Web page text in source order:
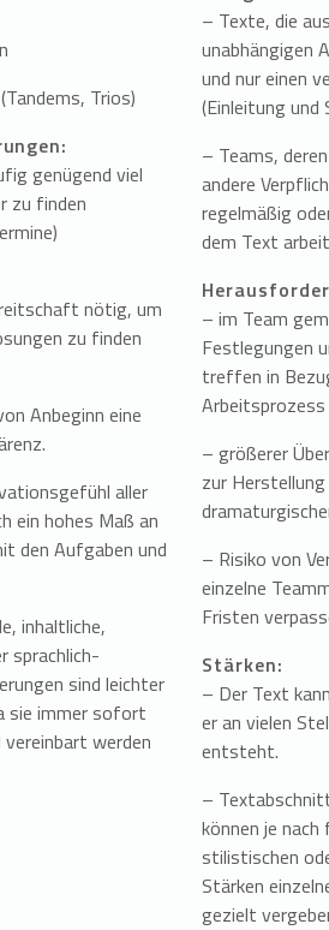
Trios)
genügend viel
zu finden
nötig, um
zu finden
Anbeginn eine
aller
ein hohes Maß an
den Aufgaben und
inhaltliche,
sprachlich-
sind leichter
sie immer sofort
werden
– Texte, die
unabhängigen
und nur einen
(Einleitung und
– Teams,
andere
regelmäßig
dem Text
– im Team
Festlegungen
treffen in
– größerer
zur
– Risiko von
einzelne
Fristen
Stärken:
– Der Text
er an vielen
entsteht.
–
können je nach
stilistischen
Stärken
gezielt